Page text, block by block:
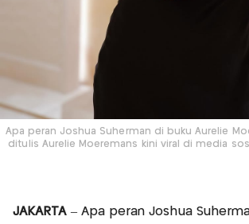
Apa peran Joshua Suherman di buku Aurelie
ditulis Aurelie Moeremans kini viral di media
JAKARTA– Apa peran Joshua